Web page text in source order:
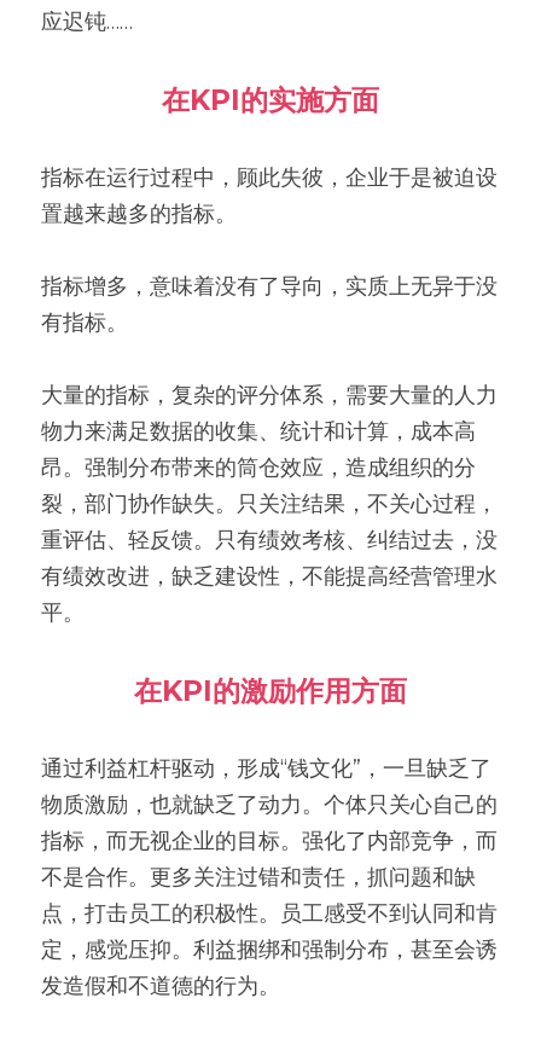
应迟钝……
在KPI的实施方面
指标在运行过程中，顾此失彼，企业于是被迫设
置越来越多的指标。
指标增多，意味着没有了导向，实质上无异于没
有指标。
大量的指标，复杂的评分体系，需要大量的人力
物力来满足数据的收集、统计和计算，成本高
昂。强制分布带来的筒仓效应，造成组织的分
裂，部门协作缺失。只关注结果，不关心过程，
重评估、轻反馈。只有绩效考核、纠结过去，没
有绩效改进，缺乏建设性，不能提高经营管理水
平。
在KPI的激励作用方面
通过利益杠杆驱动，形成“钱文化”，一旦缺乏了
物质激励，也就缺乏了动力。个体只关心自己的
指标，而无视企业的目标。强化了内部竞争，而
不是合作。更多关注过错和责任，抓问题和缺
点，打击员工的积极性。员工感受不到认同和肯
定，感觉压抑。利益捆绑和强制分布，甚至会诱
发造假和不道德的行为。